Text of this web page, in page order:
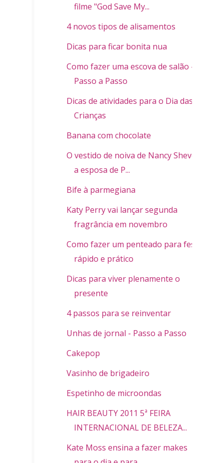
filme "God Save My...
4 novos tipos de alisamentos
Dicas para ficar bonita nua
Como fazer uma escova de salão -
Passo a Passo
Dicas de atividades para o Dia das
Crianças
Banana com chocolate
O vestido de noiva de Nancy Shevell,
a esposa de P...
Bife à parmegiana
Katy Perry vai lançar segunda
fragrância em novembro
Como fazer um penteado para festa
rápido e prático
Dicas para viver plenamente o
presente
4 passos para se reinventar
Unhas de jornal - Passo a Passo
Cakepop
Vasinho de brigadeiro
Espetinho de microondas
HAIR BEAUTY 2011 5ª FEIRA
INTERNACIONAL DE BELEZA...
Kate Moss ensina a fazer makes